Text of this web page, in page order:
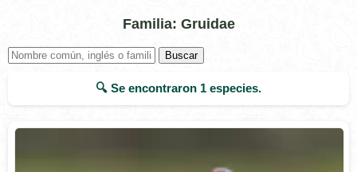
Familia: Gruidae
Buscar
🔍 Se encontraron 1 especies.